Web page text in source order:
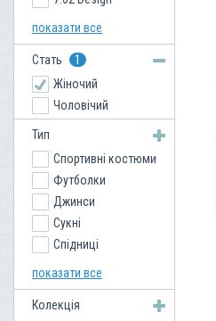
Ed Hardy
Laguna Beach
Rebel Spirit
Venum
Soia and Kyo
Сockpit USA
показати все
Стать
1
Жіночий
Чоловічий
Тип
Спортивні костюми
Футболки
Джинси
Сукні
Спідниці
Сорочки
Куртки
показати все
Колекція